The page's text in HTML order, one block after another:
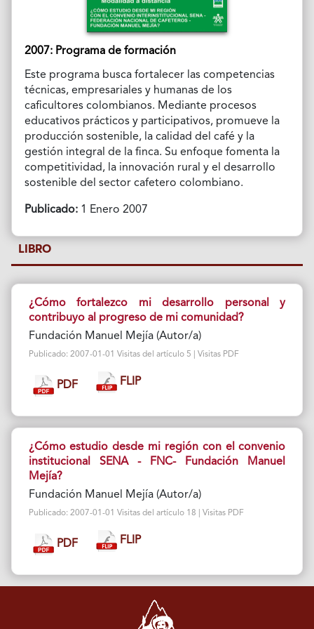
2007: Programa de formación
Este programa busca fortalecer las competencias
técnicas, empresariales y humanas de los
caficultores colombianos. Mediante procesos
educativos prácticos y participativos, promueve la
producción sostenible, la calidad del café y la
gestión integral de la finca. Su enfoque fomenta la
competitividad, la innovación rural y el desarrollo
sostenible del sector cafetero colombiano.
Publicado:1 Enero 2007
LIBRO
¿Cómo fortalezco mi desarrollo personal y
contribuyo al progreso de mi comunidad?
Fundación Manuel Mejía (Autor/a)
Publicado: 2007-01-01 Visitas del artículo 5 | Visitas PDF
PDF FLIP
¿Cómo estudio desde mi región con el convenio
institucional SENA - FNC- Fundación Manuel
Mejía?
Fundación Manuel Mejía (Autor/a)
Publicado: 2007-01-01 Visitas del artículo 18 | Visitas PDF
PDF FLIP